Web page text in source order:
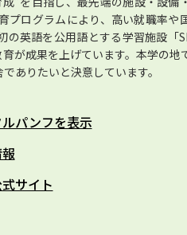
プログラムにより、高い就職率や
英語を公用語とする学習施設「
が成果を上げています。本学の地
ありたいと決意しています。
パンフを表示
サイト